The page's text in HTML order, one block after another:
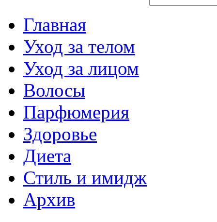
Главная
Уход за телом
Уход за лицом
Волосы
Парфюмерия
Здоровье
Диета
Стиль и имидж
Архив